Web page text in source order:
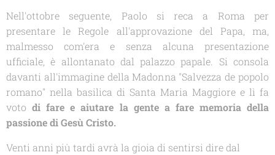
Nell'ottobre seguente, Paolo si reca a Roma per
presentare le Regole all'approvazione del Papa, ma,
malmesso com'era e senza alcuna presentazione
ufficiale, è allontanato dal palazzo papale. Si consola
davanti all'immagine della Madonna "Salvezza de popolo
romano" nella basilica di Santa Maria Maggiore e lì fa
votodi fare e aiutare la gente a fare memoria della
passione di Gesù Cristo.
Venti anni più tardi avrà la gioia di sentirsi dire dal